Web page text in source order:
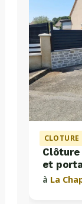
et
à La